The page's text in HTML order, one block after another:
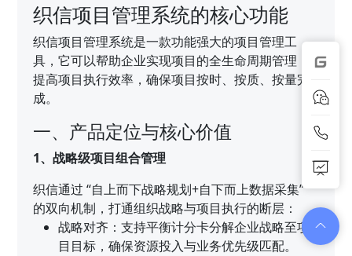
织信项目管理系统的核心功能
织信项目管理系统是一款功能强大的项目管理工
具，它可以帮助企业实现项目的全生命周期管理，
提高项目执行效率，确保项目按时、按质、按量完
成。
一、产品定位与核心价值
1、战略级项目组合管理
织信通过 “自上而下战略规划+自下而上数据采集”
的双向机制，打通组织战略与项目执行的断层：
战略对齐：支持平衡计分卡分解企业战略至项
目目标，确保资源投入与业务优先级匹配。